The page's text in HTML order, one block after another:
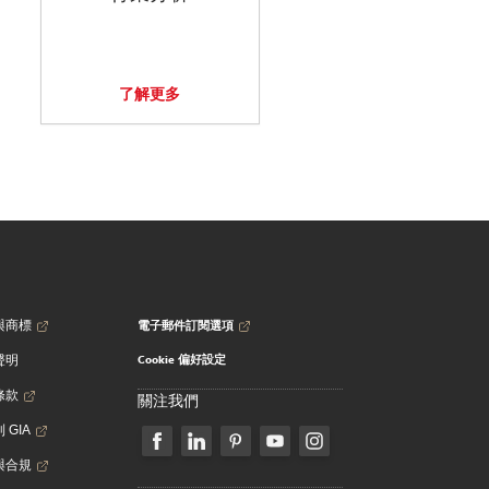
了解更多
商標
明
款
GIA
合規
電子郵件訂閱選項
Cookie 偏好設定
關注我們